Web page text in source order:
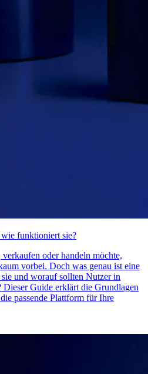
funktioniert sie?
oder handeln möchte,
vorbei. Doch was genau ist eine
und worauf sollten Nutzer in
Dieser Guide erklärt die Grundlagen
passende Plattform für Ihre